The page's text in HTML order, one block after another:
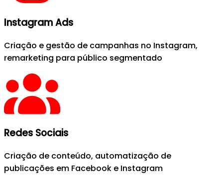
Instagram Ads
Criação e gestão de campanhas no Instagram,
remarketing para público segmentado
Redes Sociais
Criação de conteúdo, automatização de
publicações em Facebook e Instagram